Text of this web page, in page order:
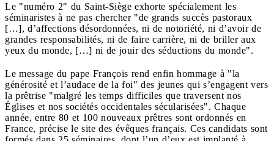
Le "numéro 2" du Saint-Siège exhorte spécialement les
séminaristes à ne pas chercher "de grands succès pastoraux
[…], d’affections désordonnées, ni de notoriété, ni d’avoir de
grandes responsabilités, ni de faire carrière, ni de briller aux
yeux du monde, […] ni de jouir des séductions du monde".
Le message du pape François rend enfin hommage à "la
générosité et l’audace de la foi" des jeunes qui s’engagent vers
la prêtrise "malgré les temps difficiles que traversent nos
Églises et nos sociétés occidentales sécularisées". Chaque
année, entre 80 et 100 nouveaux prêtres sont ordonnés en
France, précise le site des évêques français. Ces candidats sont